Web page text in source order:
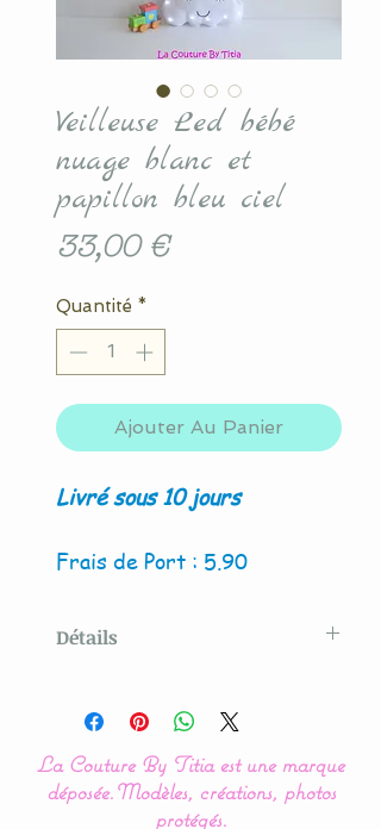
Veilleuse Led bébé
nuage blanc et
papillon bleu ciel
33,00 €Prix
Quantité *
Ajouter Au Panier
Livré sous 10 jours
Frais de Port : 5.90
Détails
By Titia
Veilleuse LED Coussin en
forme de nuage orné d'un
La Couture By Titia est une marque
déposée.Modèles, créations, photos
protégés.